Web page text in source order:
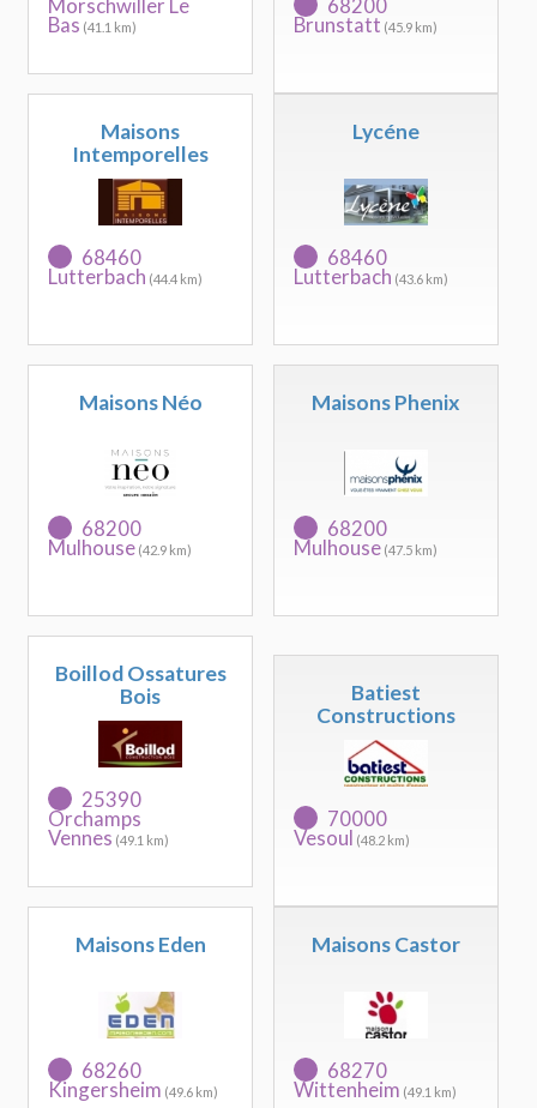
Morschwiller Le
Bas (41.1 km)
68200
Brunstatt (45.9 km)
Maisons
Intemporelles
68460
Lutterbach (44.4 km)
Lycéne
68460
Lutterbach (43.6 km)
Maisons Néo
68200
Mulhouse (42.9 km)
Maisons Phenix
68200
Mulhouse (47.5 km)
Boillod Ossatures
Bois
25390
Orchamps
Vennes (49.1 km)
Batiest
Constructions
70000
Vesoul (48.2 km)
Maisons Eden
68260
Kingersheim (49.6 km)
Maisons Castor
68270
Wittenheim (49.1 km)